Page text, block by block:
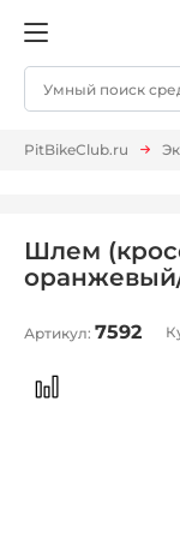
PitBikeClub.ru
Шлем
Артикул: 7592